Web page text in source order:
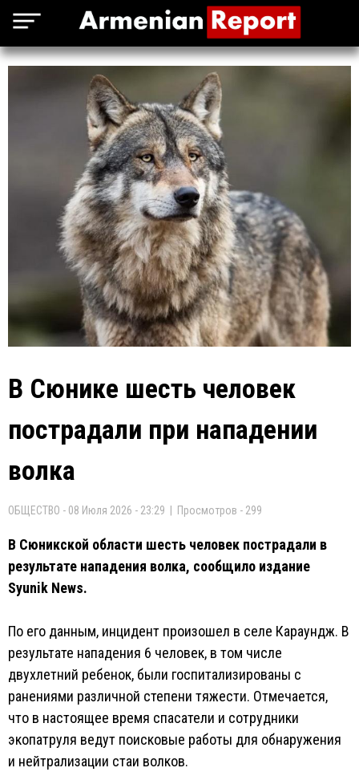
В Сюнике шесть человек
пострадали при нападении
волка
ОБЩЕСТВО - 08 Июля 2026 - 23:29 | Просмотров - 299
В Сюникской области шесть человек пострадали в
результате нападения волка, сообщило издание
Syunik News.
По его данным, инцидент произошел в селе Караундж. В
результате нападения 6 человек, в том числе
двухлетний ребенок, были госпитализированы с
ранениями различной степени тяжести. Отмечается,
что в настоящее время спасатели и сотрудники
экопатруля ведут поисковые работы для обнаружения
и нейтрализации стаи волков.